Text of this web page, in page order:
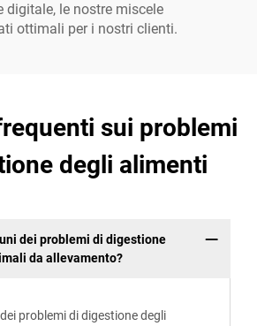
digitale, le nostre miscele
ottimali per i nostri clienti.
sui problemi
degli alimenti
dei problemi di digestione
da allevamento?
problemi di digestione degli